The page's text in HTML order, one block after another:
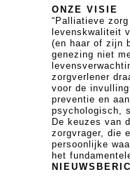
ONZE VISIE
“Palliatieve
levenskwaliteit
(en haar of zijn
genezing niet
zorgverlener
voor de
preventie en
psychologisch,
De keuzes van
zorgvrager, die
persoonlijke
het